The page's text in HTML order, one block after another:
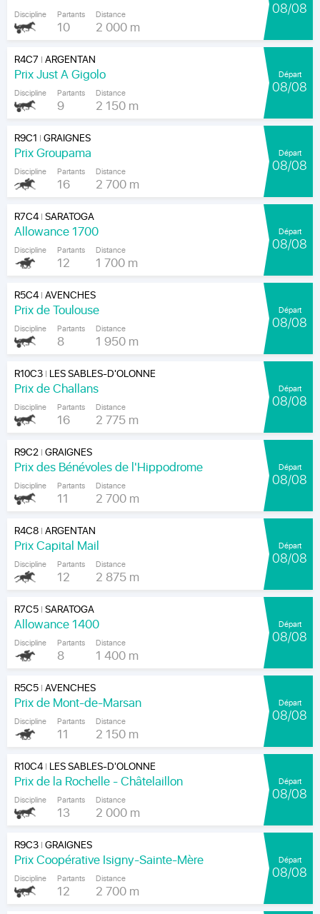
Discipline Partants
10
Distance
2 000 m
08/08
R4C7 |ARGENTAN
Prix Just A Gigolo
Discipline Partants
9
Distance
2 150 m
Départ
08/08
R9C1 |GRAIGNES
Prix Groupama
Discipline Partants
16
Distance
2 700 m
Départ
08/08
R7C4|SARATOGA
Allowance 1700
Discipline Partants
12
Distance
1 700 m
Départ
08/08
R5C4|AVENCHES
Prix de Toulouse
Discipline Partants
8
Distance
1 950 m
Départ
08/08
R10C3| LES SABLES-D'OLONNE
Prix de Challans
Discipline Partants
16
Distance
2 775 m
Départ
08/08
R9C2|GRAIGNES
Prix des Bénévoles de l'Hippodrome
Discipline Partants
11
Distance
2 700 m
Départ
08/08
R4C8|ARGENTAN
Prix Capital Mail
Discipline Partants
12
Distance
2 875 m
Départ
08/08
R7C5|SARATOGA
Allowance 1400
Discipline Partants
8
Distance
1 400 m
Départ
08/08
R5C5|AVENCHES
Prix de Mont-de-Marsan
Discipline Partants
11
Distance
2 150 m
Départ
08/08
R10C4| LES SABLES-D'OLONNE
Prix de la Rochelle - Châtelaillon
Discipline Partants
13
Distance
2 000 m
Départ
08/08
R9C3|GRAIGNES
Prix Coopérative Isigny-Sainte-Mère
Discipline Partants
12
Distance
2 700 m
Départ
08/08